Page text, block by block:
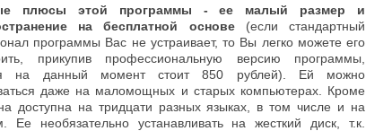
плюсы этой программы - ее малый размер и
на бесплатной основе(если стандартный
программы Вас не устраивает, то Вы легко можете его
прикупив профессиональную версию программы,
на данный момент стоит 850 рублей). Ей можно
даже на маломощных и старых компьютерах. Кроме
доступна на тридцати разных языках, в том числе и на
Ее необязательно устанавливать на жесткий диск, т.к.